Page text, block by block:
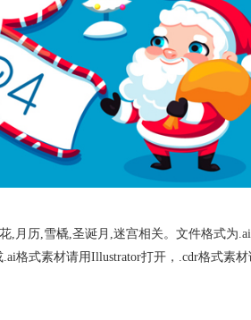
月历,雪橇,圣诞月,迷宫相关。文件格式为.ai
格式素材请用Illustrator打开，.cdr格式素材